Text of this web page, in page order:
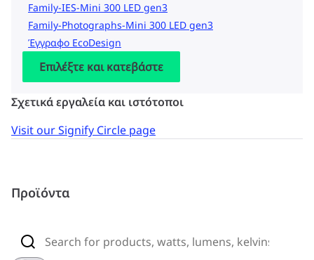
Family-IES-Mini 300 LED gen3
Family-Photographs-Mini 300 LED gen3
Έγγραφο EcoDesign
Επιλέξτε και κατεβάστε
Σχετικά εργαλεία και ιστότοποι
Visit our Signify Circle page
Προϊόντα